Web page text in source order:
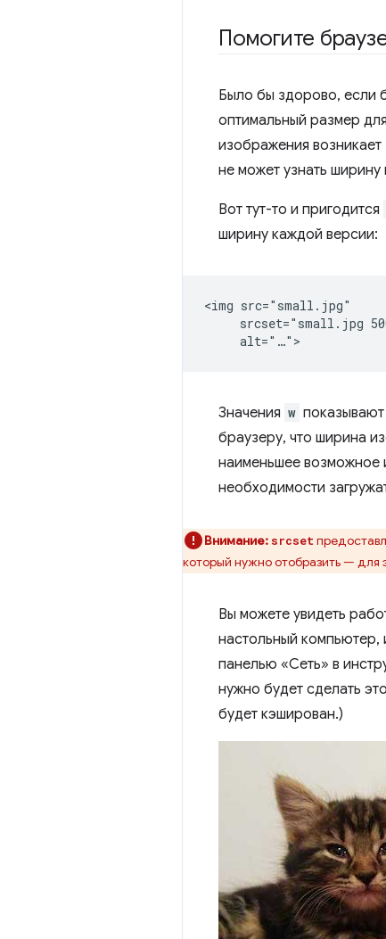
Помогите
Было бы здорово, если
оптимальный размер
изображения возникает
не может узнать
Вот тут-то и пригодится
ширину каждой версии:
<img src="small.jpg"
srcset="small.jpg
Значения w
браузеру, что ширина
наименьшее возможное
необходимости
Внимание: srcset
который нужно отобразить — для
Вы можете увидеть
настольный компьютер,
панелью «Сеть» в
нужно будет сделать
будет кэширован.)